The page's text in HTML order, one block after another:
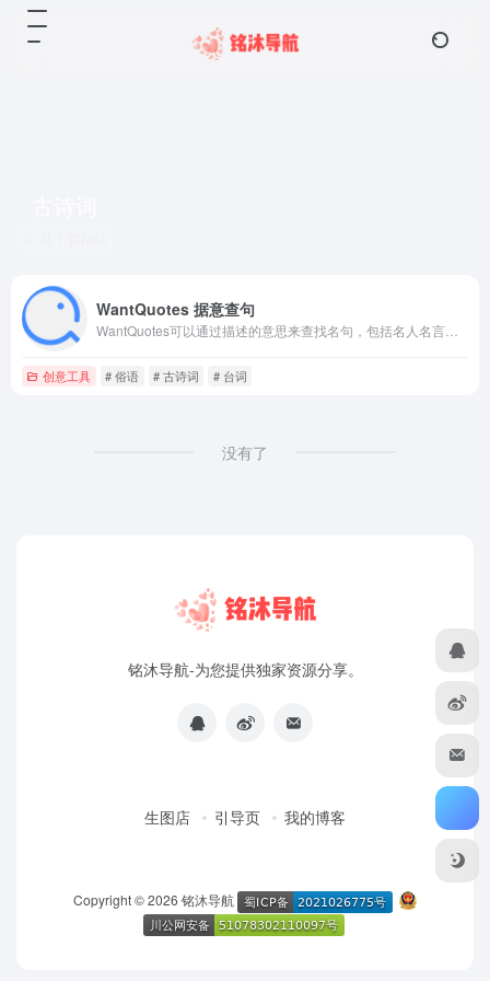
WantQuotes 据意查句
创意工具 # 俗语 # 古诗词 # 台词
没有了
铭沐导航-为您提供独家资源分享。
生图店 引导页 我的博客
Copyright © 2026 铭沐导航